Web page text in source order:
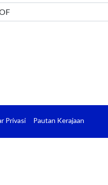
Privasi Pautan Kerajaan